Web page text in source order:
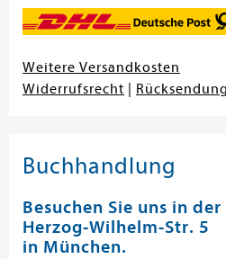
Weitere Versandkosten
Widerrufsrecht
Rücksendung
Buchhandlung
Besuchen Sie uns in der
Herzog-Wilhelm-Str. 5
in München.